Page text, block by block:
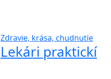
Zdravie, krása, chudnutie
Lekári praktickí